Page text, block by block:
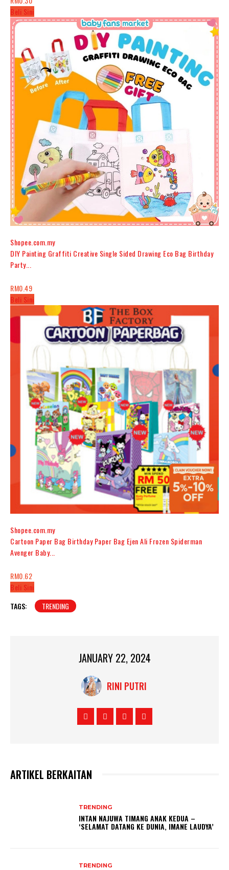
Beli Sini
Shopee.com.my
DIY Painting Graffiti Creative Single Sided Drawing Eco Bag Birthday
Party...
RM0.49
Beli Sini
Shopee.com.my
Cartoon Paper Bag Birthday Paper Bag Ejen Ali Frozen Spiderman
Avenger Baby...
RM0.62
Beli Sini
TAGS:
TRENDING
JANUARY 22, 2024
RINI PUTRI
ARTIKEL BERKAITAN
TRENDING
INTAN NAJUWA TIMANG ANAK KEDUA –
‘SELAMAT DATANG KE DUNIA, IMANE LAUDYA’
TRENDING